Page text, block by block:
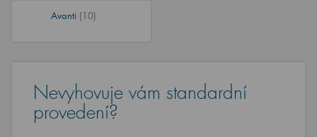
Avanti (10)
Nevyhovuje vám standardní
provedení?